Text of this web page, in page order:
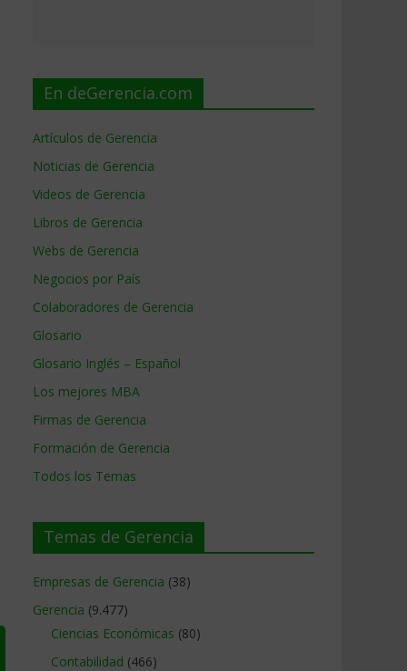
En deGerencia.com
Artículos de Gerencia
Noticias de Gerencia
Videos de Gerencia
Libros de Gerencia
Webs de Gerencia
Negocios por País
Colaboradores de Gerencia
Glosario
Glosario Inglés – Español
Los mejores MBA
Firmas de Gerencia
Formación de Gerencia
Todos los Temas
Temas de Gerencia
Empresas de Gerencia (38)
Gerencia (9.477)
Ciencias Económicas (80)
Contabilidad (466)